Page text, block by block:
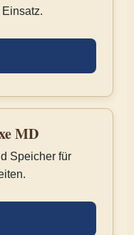
MD
Speicher für